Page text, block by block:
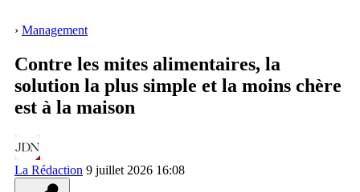
› Management
Contre les mites alimentaires, la
solution la plus simple et la moins chère
est à la maison
La Rédaction 9 juillet 2026 16:08